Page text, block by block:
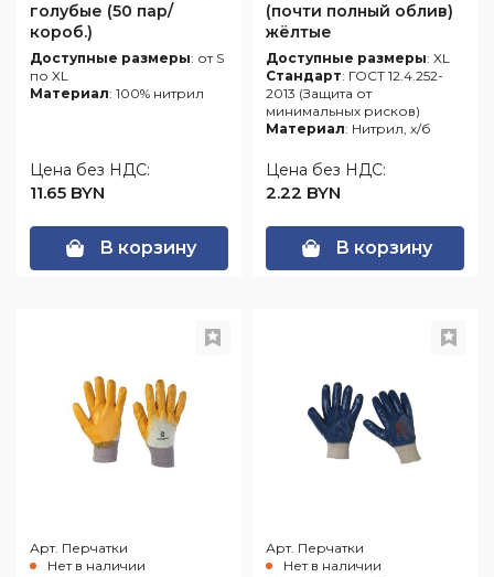
голубые (50 пар/
короб.)
Доступные размеры: от S
по XL
Материал: 100% нитрил
Цена без НДС:
11.65 BYN
В корзину
(почти полный облив)
жёлтые
Доступные размеры: XL
Стандарт: ГОСТ 12.4.252-
2013 (Защита от
минимальных рисков)
Материал: Нитрил, х/б
Цена без НДС:
2.22 BYN
В корзину
Арт. Перчатки
Нет в наличии
Арт. Перчатки
Нет в наличии